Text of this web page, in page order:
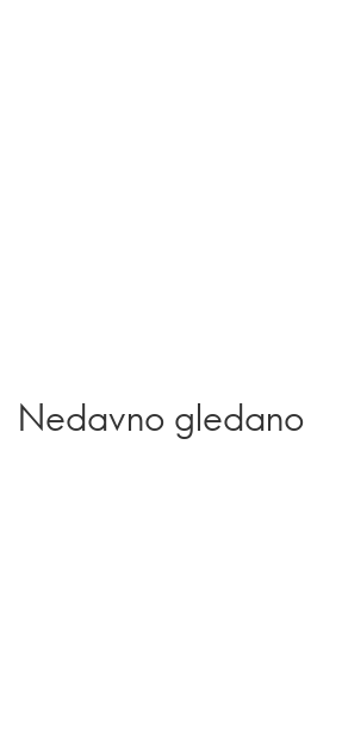
Nedavno gledano